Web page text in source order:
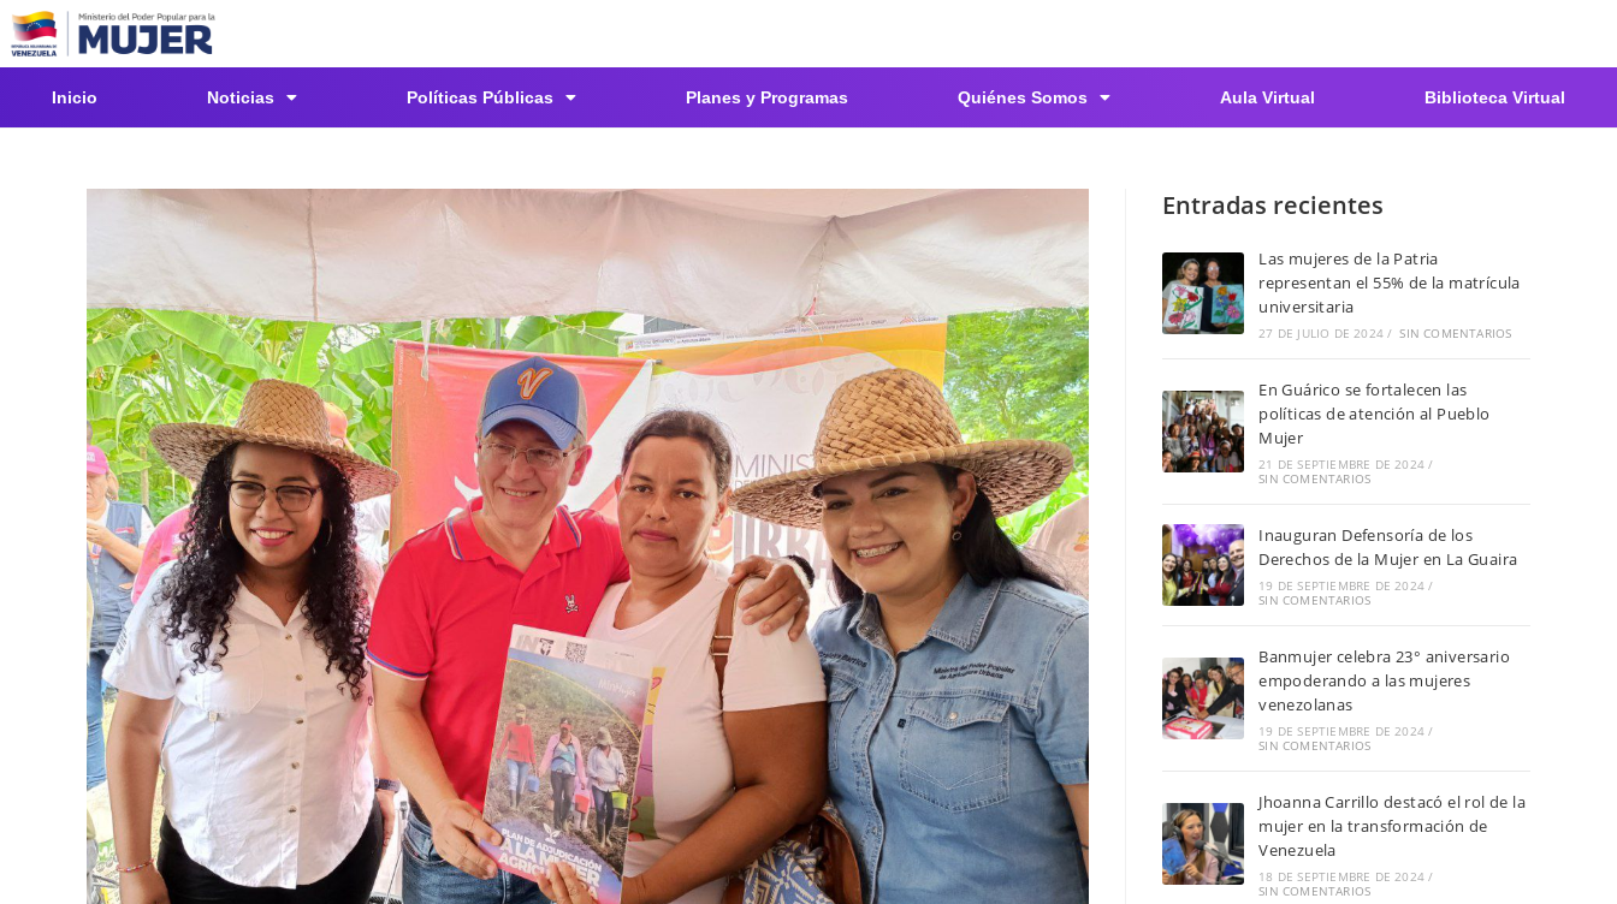
Inicio Noticias Políticas Públicas Planes y Programas Quiénes Somos Aula Virtual Biblioteca Virtual
Entradas recientes
Las mujeres de la Patria
representan el 55% de la matrícula
universitaria
27 DE JULIO DE 2024 / SIN COMENTARIOS
En Guárico se fortalecen las
políticas de atención al Pueblo
Mujer
21 DE SEPTIEMBRE DE 2024 /
SIN COMENTARIOS
Inauguran Defensoría de los
Derechos de la Mujer en La Guaira
19 DE SEPTIEMBRE DE 2024 /
SIN COMENTARIOS
Banmujer celebra 23° aniversario
empoderando a las mujeres
venezolanas
19 DE SEPTIEMBRE DE 2024 /
SIN COMENTARIOS
Jhoanna Carrillo destacó el rol de la
mujer en la transformación de
Venezuela
18 DE SEPTIEMBRE DE 2024 /
SIN COMENTARIOS